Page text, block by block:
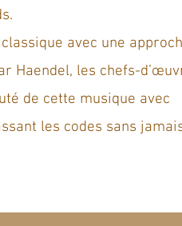
avec une
Haendel, les chefs-
de cette musique avec
les codes sans